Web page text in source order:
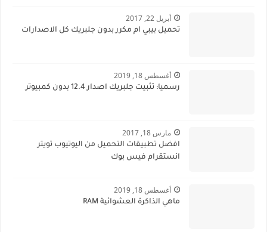
أبريل 22, 2017
تحميل بيبي ام مكرر بدون جلبريك كل الاصدارات
أغسطس 18, 2019
رسميا: تثبيت جلبريك اصدار 12.4 بدون كمبيوتر
مارس 18, 2017
افضل تطبيقات التحميل من اليوتيوب تويتر
انستقرام فيس بوك
أغسطس 18, 2019
ماهي الذاكرة العشوائية RAM